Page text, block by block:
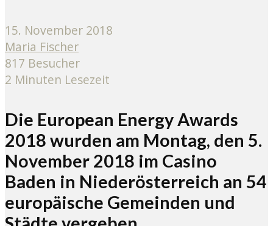
15. November 2018
Maria Fischer
817 Besucher
2 Minuten Lesezeit
Die European Energy Awards
2018 wurden am Montag, den 5.
November 2018 im Casino
Baden in Niederösterreich an 54
europäische Gemeinden und